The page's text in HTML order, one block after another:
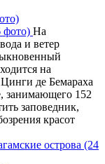
На
и ветер
на
де Бемараха
занимающего 152
заповедник,
красот
острова (24